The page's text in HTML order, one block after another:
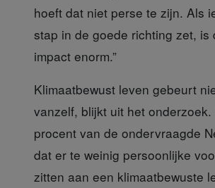
hoeft dat niet perse te zijn. Als
stap in de goede richting zet, is
impact enorm.”
Klimaatbewust leven gebeurt
vanzelf, blijkt uit het onderzoek.
procent van de ondervraagde
dat er te weinig persoonlijke
zitten aan een klimaatbewuste